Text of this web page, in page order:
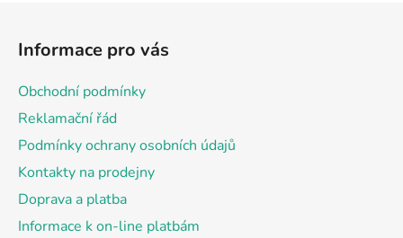
Informace pro vás
Obchodní podmínky
Reklamační řád
Podmínky ochrany osobních údajů
Kontakty na prodejny
Doprava a platba
Informace k on-line platbám